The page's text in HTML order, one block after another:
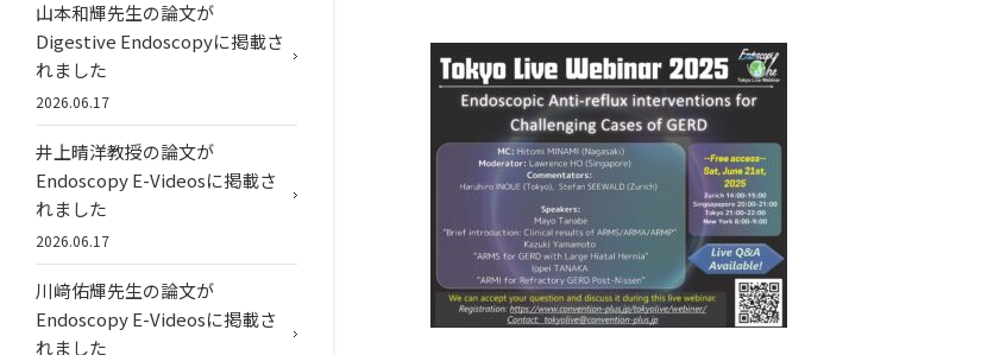
山本和輝先生の論文が
Digestive Endoscopyに掲載さ
れました
2026.06.17
井上晴洋教授の論文が
Endoscopy E-Videosに掲載さ
れました
2026.06.17
川﨑佑輝先生の論文が
Endoscopy E-Videosに掲載さ
れました